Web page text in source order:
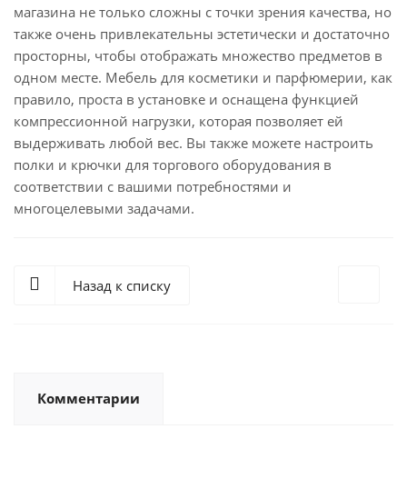
магазина не только сложны с точки зрения качества, но
также очень привлекательны эстетически и достаточно
просторны, чтобы отображать множество предметов в
одном месте. Мебель для косметики и парфюмерии, как
правило, проста в установке и оснащена функцией
компрессионной нагрузки, которая позволяет ей
выдерживать любой вес. Вы также можете настроить
полки и крючки для торгового оборудования в
соответствии с вашими потребностями и
многоцелевыми задачами.
Назад к списку
Комментарии